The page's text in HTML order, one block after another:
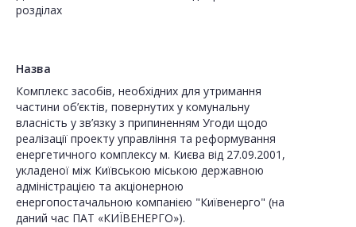
розділах
Назва
Комплекс засобів, необхідних для утримання
частини об’єктів, повернутих у комунальну
власність у зв’язку з припиненням Угоди щодо
реалізації проекту управління та реформування
енергетичного комплексу м. Києва від 27.09.2001,
укладеної між Київською міською державною
адміністрацією та акціонерною
енергопостачальною компанією "Київенерго" (на
даний час ПАТ «КИЇВЕНЕРГО»).